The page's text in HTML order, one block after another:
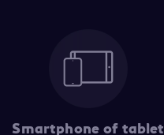
Smartphone of tablet